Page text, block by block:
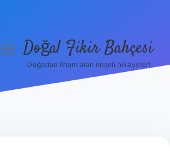
menüyüDoğal Fikir Bahçesi
Doğadan ilham alan neşeli hikayeler!